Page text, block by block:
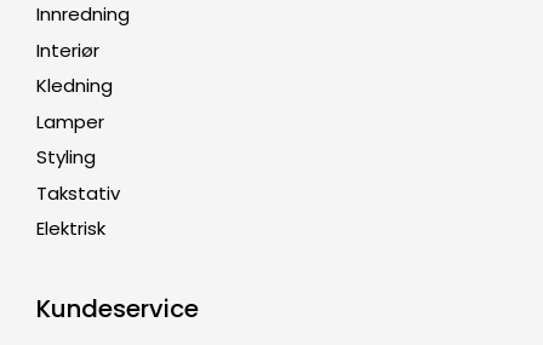
Innredning
Interiør
Kledning
Lamper
Styling
Takstativ
Elektrisk
Kundeservice